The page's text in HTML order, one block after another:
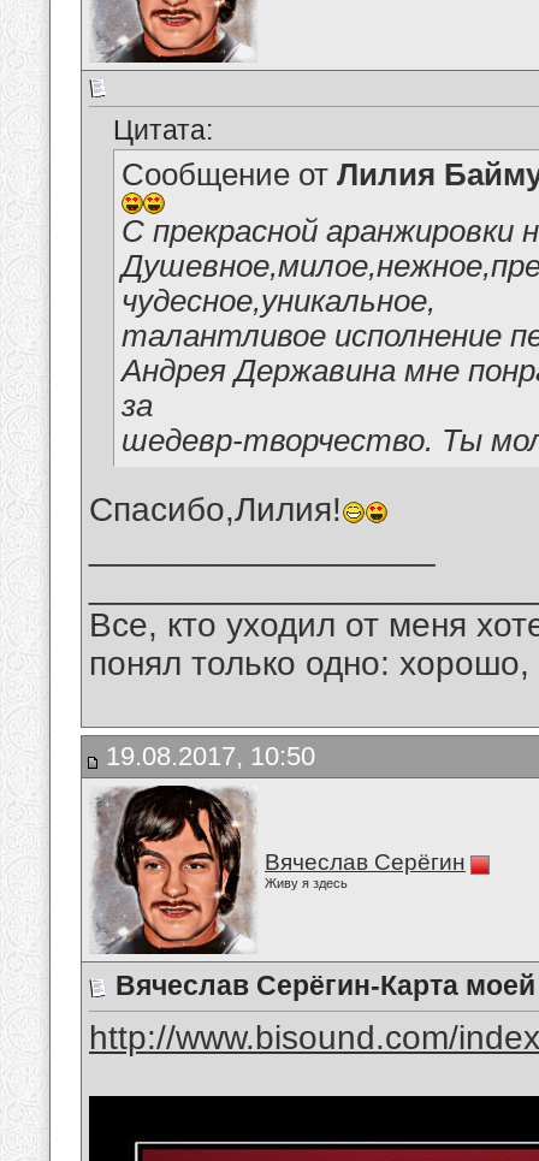
Цитата:
Сообщение от Лилия
С прекрасной аранжировки
чудесное,уникальное,
талантливое исполнение
Андрея Державина мне
за
шедевр-творчество. Ты
Спасибо,Лилия!
Все, кто уходил от меня
понял только одно:
19.08.2017, 10:50
Вячеслав Серёгин
Живу я здесь
Вячеслав Серёгин-Карта
http://www.bisound.com/